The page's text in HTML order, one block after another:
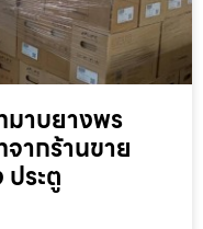
มาบยางพร
จากร้านขาย
ประตู